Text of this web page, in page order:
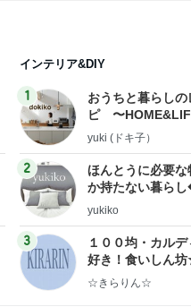
インテリア&DIY
1
おうちと暮らしの
ピ 〜
yuki (ドキ子）
2
ほんとうに必要な
か持たない暮ら
ep Life Simple◆
yukiko
3
１００均・カルデ
好き！食いしん
らりん☆のブログ
☆きらりん☆